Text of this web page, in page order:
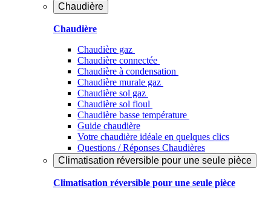
Chaudière
Chaudière
Chaudière gaz
Chaudière connectée
Chaudière à condensation
Chaudière murale gaz
Chaudière sol gaz
Chaudière sol fioul
Chaudière basse température
Guide chaudière
Votre chaudière idéale en quelques clics
Questions / Réponses Chaudières
Climatisation réversible pour une seule pièce
Climatisation réversible pour une seule pièce